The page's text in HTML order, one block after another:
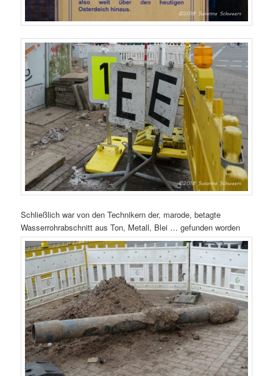
Schließlich war von den Technikern der, marode, betagte
Wasserrohrabschnitt aus Ton, Metall, Blei … gefunden worden